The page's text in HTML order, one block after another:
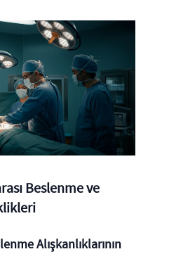
Beslenme ve
Alışkanlıklarının